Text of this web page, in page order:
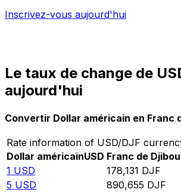
Inscrivez-vous aujourd'hui
Le taux de change de
aujourd'hui
Convertir Dollar américain en Franc
Rate information of USD/DJF
Dollar américainUSD Franc de
1 USD 178,131 DJF
5 USD 890,655 DJF